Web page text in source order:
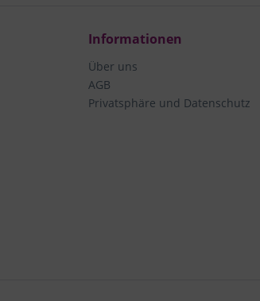
Informationen
Über uns
AGB
Privatsphäre und Datenschutz